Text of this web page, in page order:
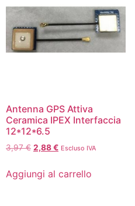
Antenna GPS Attiva
Ceramica IPEX Interfaccia
12*12*6.5
3,97€ 2,88€ Escluso IVA
Aggiungi al carrello